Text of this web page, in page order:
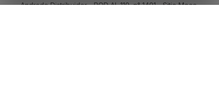
Andrade Distribuidor - ROD AL 110, n° 1401 - Sitio Moco,